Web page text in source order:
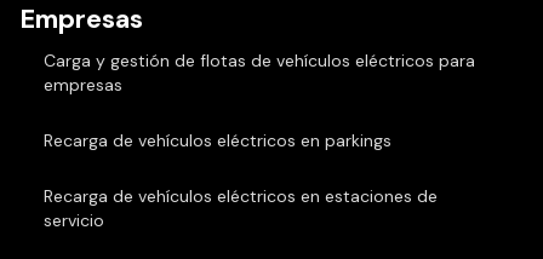
Empresas
Carga y gestión de flotas de vehículos eléctricos para
empresas
Recarga de vehículos eléctricos en parkings
Recarga de vehículos eléctricos en estaciones de
servicio